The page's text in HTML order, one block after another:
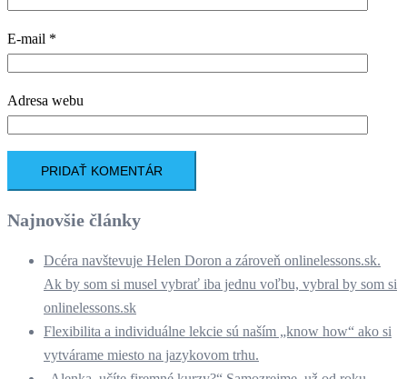
E-mail *
Adresa webu
Najnovšie články
Dcéra navštevuje Helen Doron a zároveň onlinelessons.sk.
Ak by som si musel vybrať iba jednu voľbu, vybral by som si
onlinelessons.sk
Flexibilita a individuálne lekcie sú naším „know how“ ako si
vytvárame miesto na jazykovom trhu.